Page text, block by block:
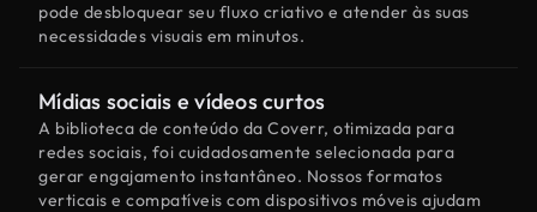
pode desbloquear seu fluxo criativo e atender às suas
necessidades visuais em minutos.
Mídias sociais e vídeos curtos
A biblioteca de conteúdo da Coverr, otimizada para
redes sociais, foi cuidadosamente selecionada para
gerar engajamento instantâneo. Nossos formatos
verticais e compatíveis com dispositivos móveis ajudam